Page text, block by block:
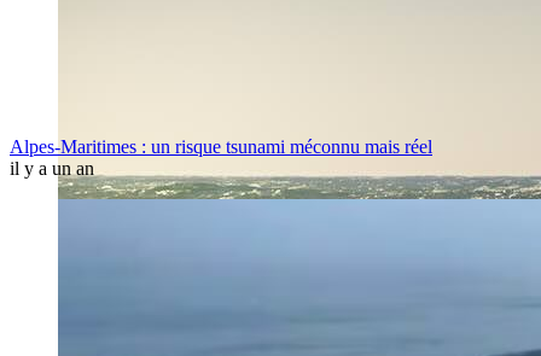
Alpes-Maritimes : un risque tsunami méconnu mais réel
il y a un an